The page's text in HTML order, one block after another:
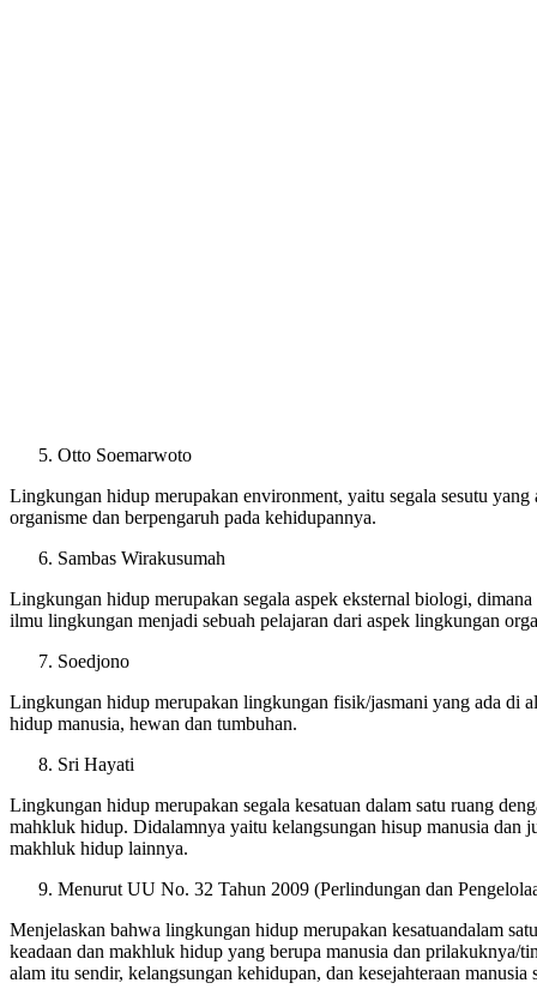
Otto Soemarwoto
Lingkungan hidup merupakan environment, yaitu segala sesutu yang
organisme dan berpengaruh pada kehidupannya.
Sambas Wirakusumah
Lingkungan hidup merupakan segala aspek eksternal biologi,
ilmu lingkungan menjadi sebuah pelajaran dari aspek lingkungan
Soedjono
Lingkungan hidup merupakan lingkungan fisik/jasmani yang ada di
hidup manusia, hewan dan tumbuhan.
Sri Hayati
Lingkungan hidup merupakan segala kesatuan dalam satu ruang
mahkluk hidup. Didalamnya yaitu kelangsungan hisup manusia dan
makhluk hidup lainnya.
Menurut UU No. 32 Tahun 2009 (Perlindungan dan
Menjelaskan bahwa lingkungan hidup merupakan kesatuandalam
keadaan dan makhluk hidup yang berupa manusia dan prilakuknya/
alam itu sendir, kelangsungan kehidupan, dan kesejahteraan